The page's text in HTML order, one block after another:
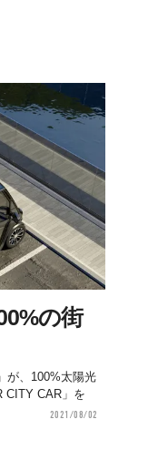
の街
が、100%太陽光
CITY CAR」を
2021/08/02